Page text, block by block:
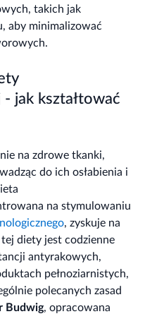
takich jak
aby minimalizować
jak kształtować
na zdrowe tkanki,
do ich osłabienia i
na stymulowaniu
, zyskuje na
diety jest codzienne
antyrakowych,
pełnoziarnistych,
polecanych zasad
Budwig, opracowana